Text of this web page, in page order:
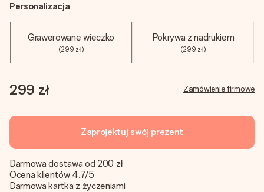
Personalizacja
Grawerowane wieczko
(299 zł)
Pokrywa z nadrukiem
(299 zł)
299 zł Zamówienie firmowe
Zaprojektuj swój prezent
Darmowa dostawa od 200 zł
Ocena klientów 4.7/5
Darmowa kartka z życzeniami